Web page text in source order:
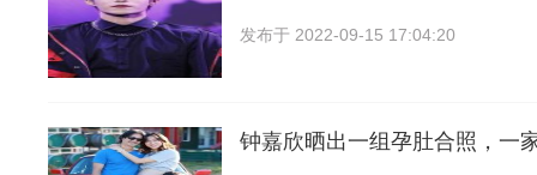
发布于 2022-09-15 17:04:20
钟嘉欣晒出一组孕肚合照，一